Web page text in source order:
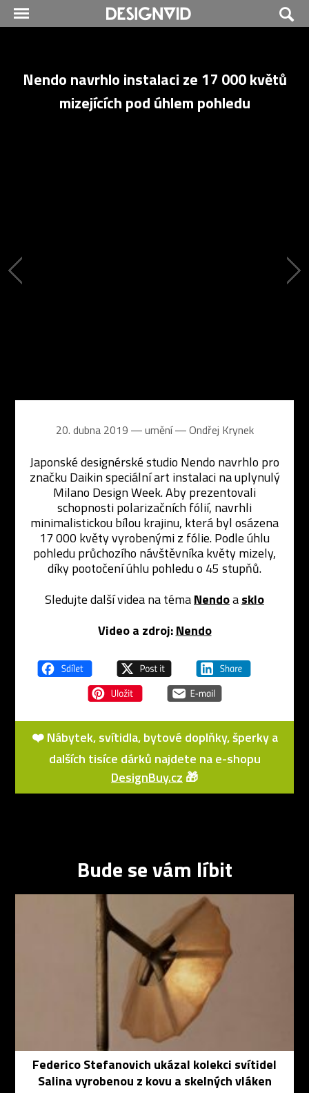
Nendo navrhlo instalaci ze 17 000 květů
mizejících pod úhlem pohledu
20. dubna 2019 ― umění ―Ondřej Krynek
Japonské designérské studio Nendo navrhlo pro
značku Daikin speciální art instalaci na uplynulý
Milano Design Week. Aby prezentovali
schopnosti polarizačních fólií, navrhli
minimalistickou bílou krajinu, která byl osázena
17 000 květy vyrobenými z fólie. Podle úhlu
pohledu průchozího návštěvníka květy mizely,
díky pootočení úhlu pohledu o 45 stupňů.
Sledujte další videa na témaNendoasklo
Video a zdroj: Nendo
❤️ Nábytek, svítidla, bytové doplňky, šperky a
dalších tisíce dárků najdete na e-shopu
DesignBuy.cz 🎁
Bude se vám líbit
Federico Stefanovich ukázal kolekci svítidel
Salina vyrobenou z kovu a skelných vláken